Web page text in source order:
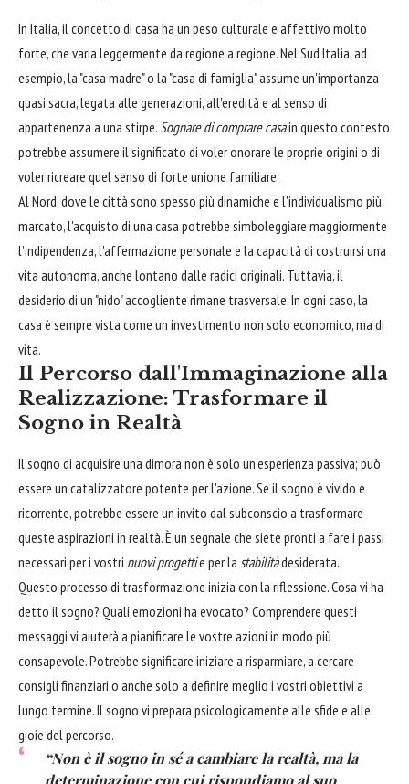
In Italia, il concetto di casa ha un peso culturale e affettivo molto
forte, che varia leggermente da regione a regione. Nel Sud Italia, ad
esempio, la "casa madre" o la "casa di famiglia" assume un'importanza
quasi sacra, legata alle generazioni, all'eredità e al senso di
appartenenza a una stirpe. Sognare di comprare casain questo contesto
potrebbe assumere il significato di voler onorare le proprie origini o di
voler ricreare quel senso di forte unione familiare.
Al Nord, dove le città sono spesso più dinamiche e l'individualismo più
marcato, l'acquisto di una casa potrebbe simboleggiare maggiormente
l'indipendenza, l'affermazione personale e la capacità di costruirsi una
vita autonoma, anche lontano dalle radici originali. Tuttavia, il
desiderio di un "nido" accogliente rimane trasversale. In ogni caso, la
casa è sempre vista come un investimento non solo economico, ma di
vita.
Il Percorso dall'Immaginazione alla
Realizzazione: Trasformare il
Sogno in Realtà
Il sogno di acquisire una dimora non è solo un'esperienza passiva; può
essere un catalizzatore potente per l'azione. Se il sogno è vivido e
ricorrente, potrebbe essere un invito dal subconscio a trasformare
queste aspirazioni in realtà. È un segnale che siete pronti a fare i passi
necessari per i vostri nuovi progettie per la stabilitàdesiderata.
Questo processo di trasformazione inizia con la riflessione. Cosa vi ha
detto il sogno? Quali emozioni ha evocato? Comprendere questi
messaggi vi aiuterà a pianificare le vostre azioni in modo più
consapevole. Potrebbe significare iniziare a risparmiare, a cercare
consigli finanziari o anche solo a definire meglio i vostri obiettivi a
lungo termine. Il sogno vi prepara psicologicamente alle sfide e alle
gioie del percorso.
“Non è il sogno in sé a cambiare la realtà, ma la
determinazione con cui rispondiamo al suo